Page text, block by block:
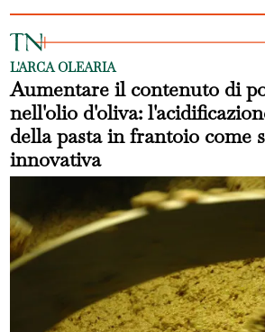
L'ARCA OLEARIA
Aumentare il contenuto di
nell'olio d'oliva:
della pasta in frantoio come
innovativa